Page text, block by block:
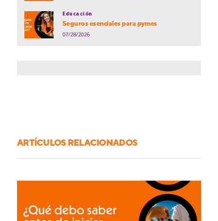
Educación
Seguros esenciales para pymes
07/28/2026
ARTÍCULOS RELACIONADOS